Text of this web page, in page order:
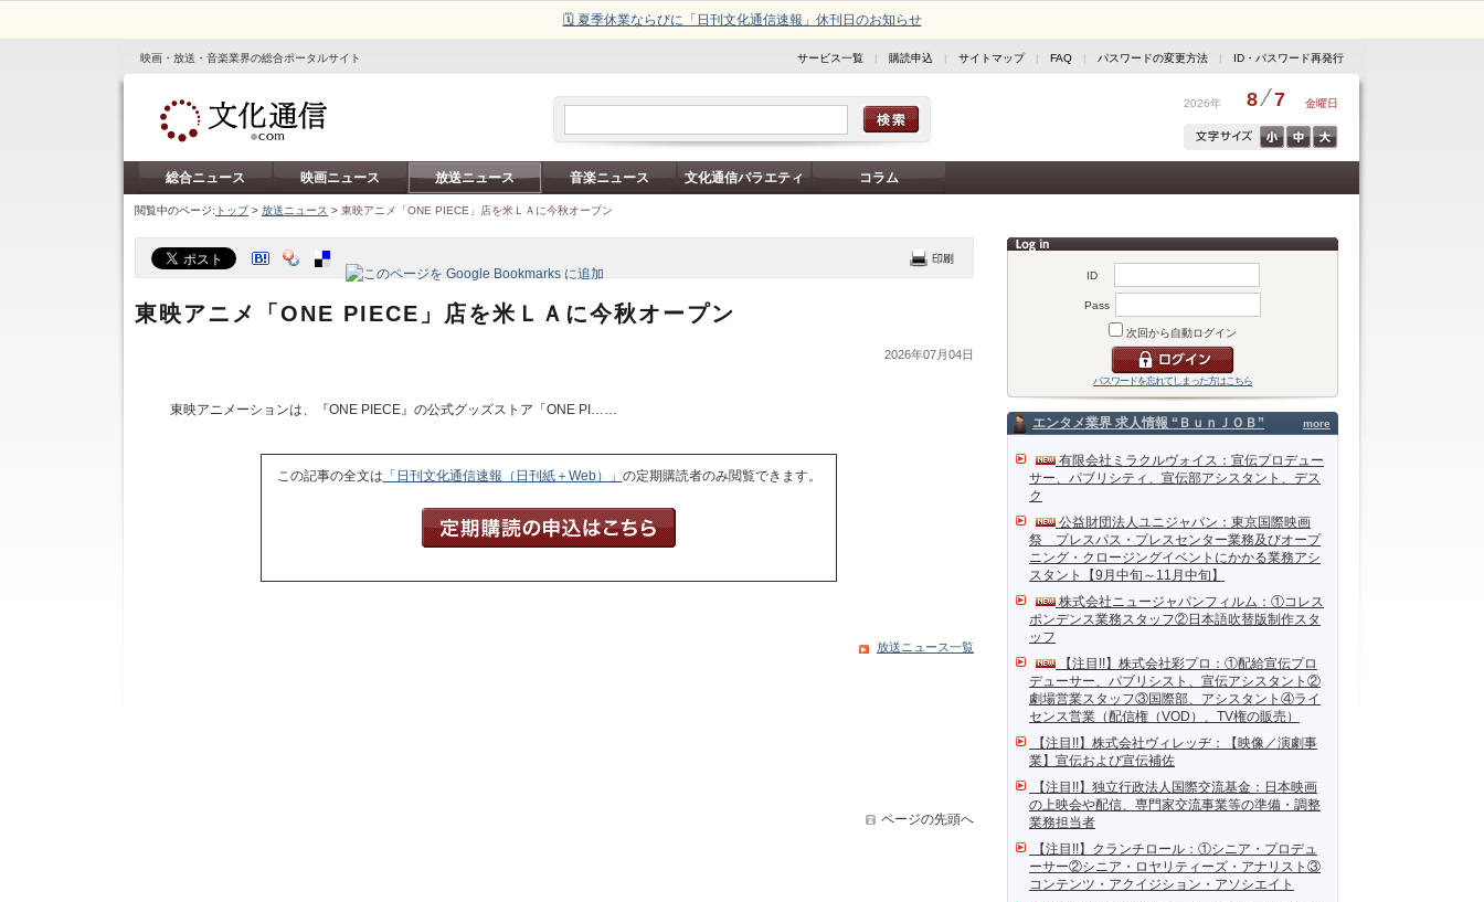
🗓️ 夏季休業ならびに「日刊文化通信速報」休刊日のお知らせ
映画・放送・音楽業界の総合ポータルサイト サービス一覧 | 購読申込 | サイトマップ| FAQ | パスワードの変更方法 | ID・パスワード再発行
2026年 8 7 金曜日
総合ニュース 映画ニュース 放送ニュース 音楽ニュース 文化通信バラエティ コラム
閲覧中のページ: トップ> 放送ニュース > 東映アニメ「ONE PIECE」店を米ＬＡに今秋オープン
ID
Pass
次回から自動ログイン
パスワードを忘れてしまった方はこちら
more
エンタメ業界 求人情報 “ＢｕｎＪＯＢ”
有限会社ミラクルヴォイス：宣伝プロデュー
サー、パブリシティ、宣伝部アシスタント、デス
ク
公益財団法人ユニジャパン：東京国際映画
祭 プレスパス・プレスセンター業務及びオープ
ニング・クロージングイベントにかかる業務アシ
スタント【9月中旬～11月中旬】
株式会社ニュージャパンフィルム：①コレス
ポンデンス業務スタッフ②日本語吹替版制作スタ
ッフ
【注目!!】株式会社彩プロ：①配給宣伝プロ
デューサー、パブリシスト、宣伝アシスタント②
劇場営業スタッフ③国際部、アシスタント④ライ
センス営業（配信権（VOD）、TV権の販売）
【注目!!】株式会社ヴィレッヂ：【映像／演劇事
業】宣伝および宣伝補佐
【注目!!】独立行政法人国際交流基金：日本映画
の上映会や配信、専門家交流事業等の準備・調整
業務担当者
【注目!!】クランチロール：①シニア・プロデュ
ーサー②シニア・ロヤリティーズ・アナリスト③
コンテンツ・アクイジション・アソシエイト
東映アニメ「ONE PIECE」店を米ＬＡに今秋オープン
2026年07月04日
東映アニメーションは、『ONE PIECE』の公式グッズストア「ONE PI……
この記事の全文は 「日刊文化通信速報（日刊紙＋Web）」 の定期購読者のみ閲覧できます。
放送ニュース一覧
ページの先頭へ